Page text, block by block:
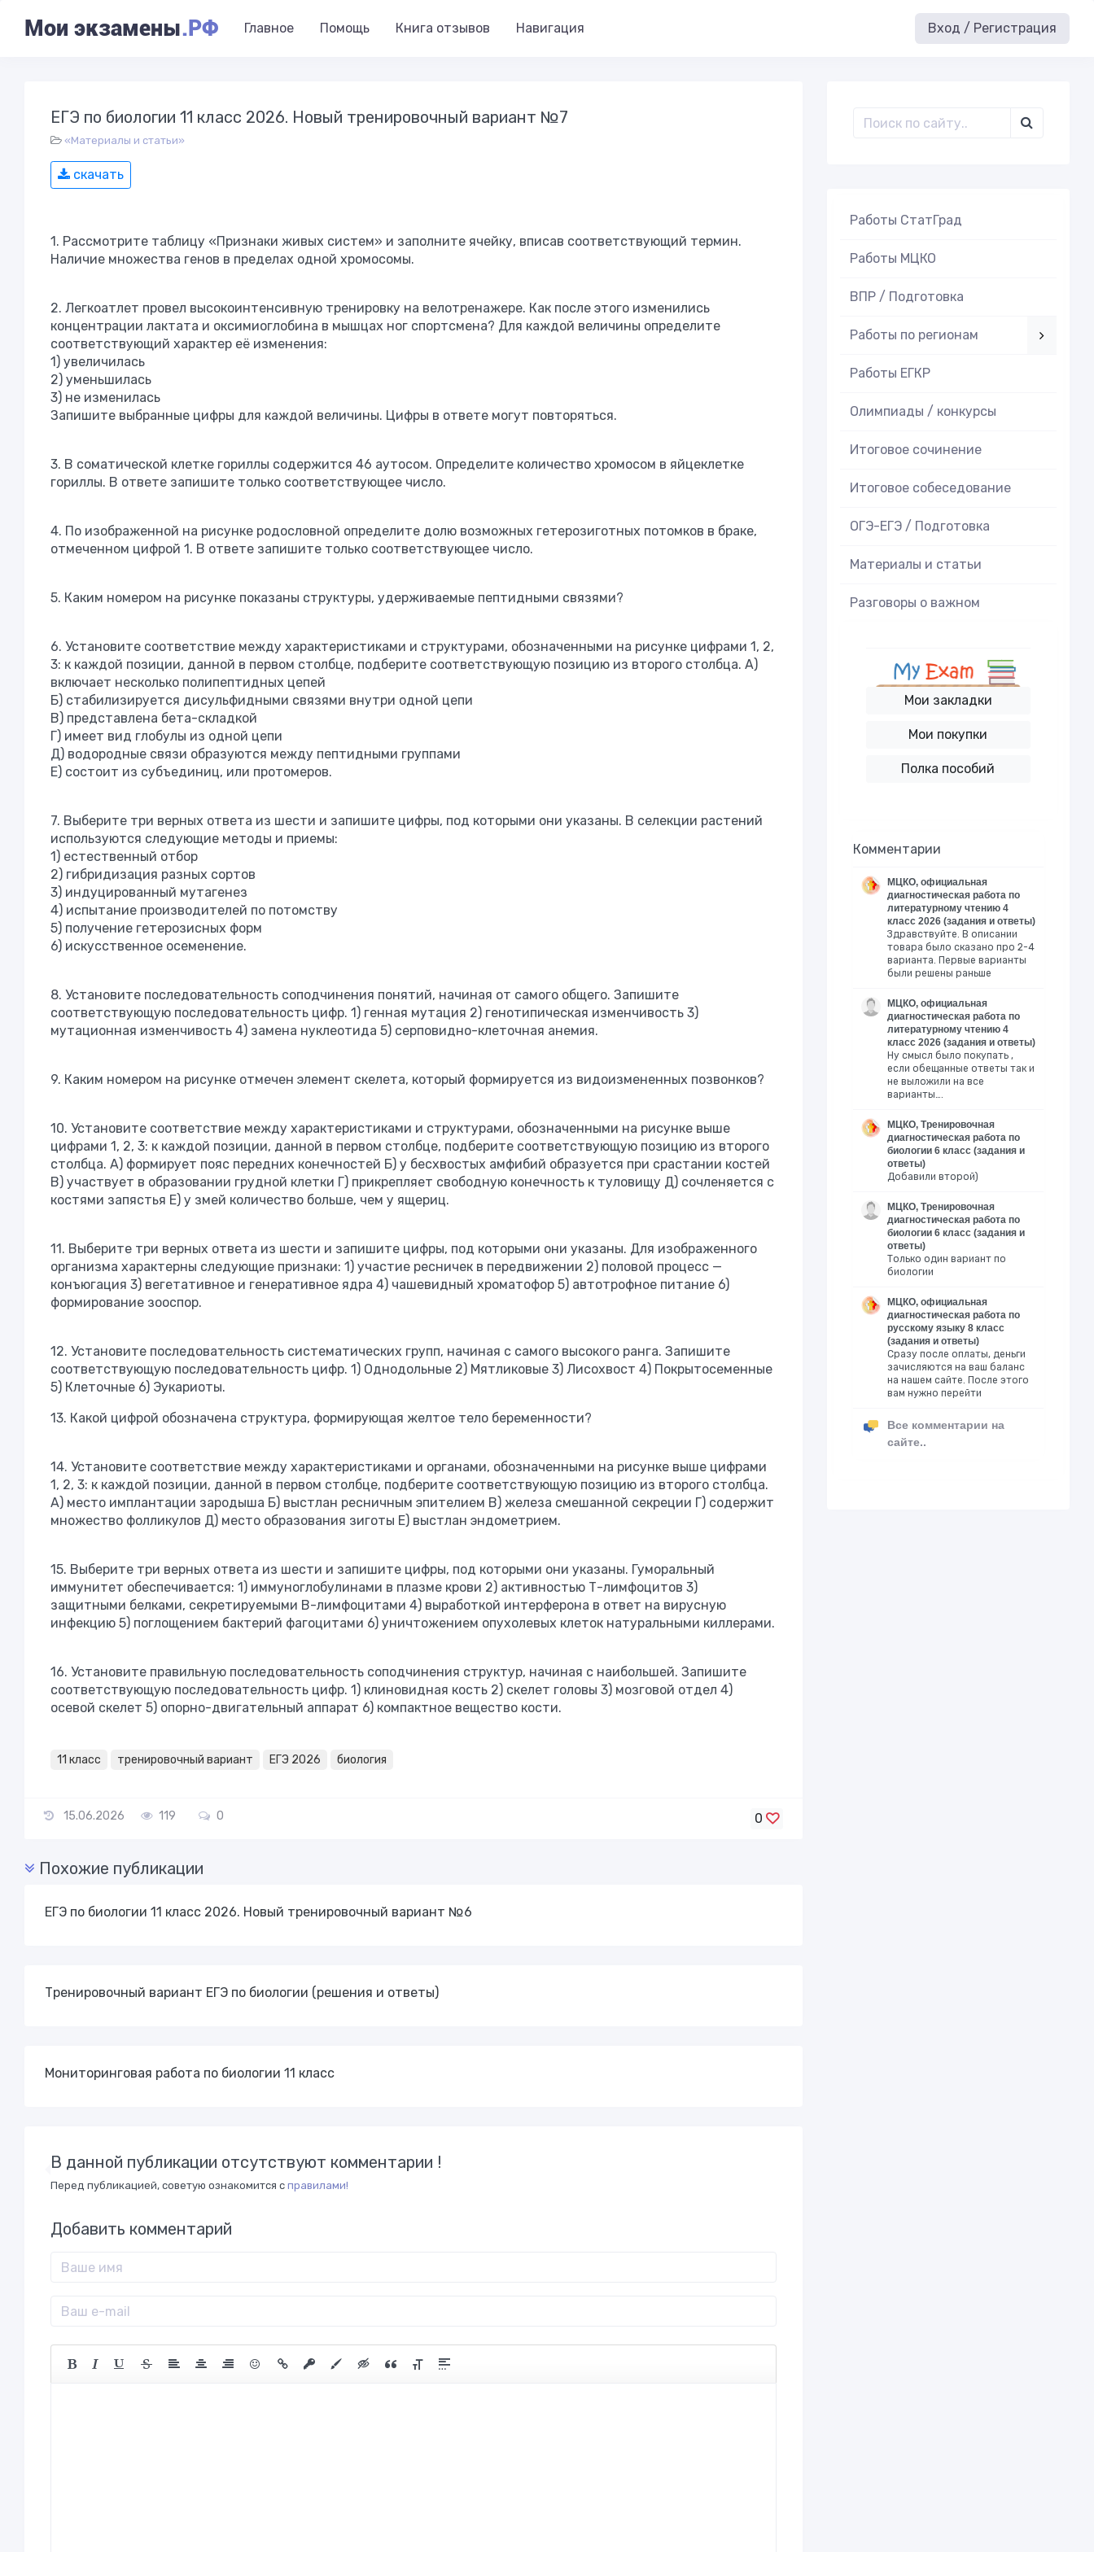
Мои экзамены.РФ Главное Помощь Книга отзывов Навигация Вход / Регистрация
ЕГЭ по биологии 11 класс 2026. Новый тренировочный вариант №7
«Материалы и статьи»
скачать
1. Рассмотрите таблицу «Признаки живых систем» и заполните ячейку, вписав соответствующий термин.
Наличие множества генов в пределах одной хромосомы.
2. Легкоатлет провел высокоинтенсивную тренировку на велотренажере. Как после этого изменились
концентрации лактата и оксимиоглобина в мышцах ног спортсмена? Для каждой величины определите
соответствующий характер её изменения:
1) увеличилась
2) уменьшилась
3) не изменилась
Запишите выбранные цифры для каждой величины. Цифры в ответе могут повторяться.
3. В соматической клетке гориллы содержится 46 аутосом. Определите количество хромосом в яйцеклетке
гориллы. В ответе запишите только соответствующее число.
4. По изображенной на рисунке родословной определите долю возможных гетерозиготных потомков в браке,
отмеченном цифрой 1. В ответе запишите только соответствующее число.
5. Каким номером на рисунке показаны структуры, удерживаемые пептидными связями?
6. Установите соответствие между характеристиками и структурами, обозначенными на рисунке цифрами 1, 2,
3: к каждой позиции, данной в первом столбце, подберите соответствующую позицию из второго столбца. А)
включает несколько полипептидных цепей
Б) стабилизируется дисульфидными связями внутри одной цепи
В) представлена бета-складкой
Г) имеет вид глобулы из одной цепи
Д) водородные связи образуются между пептидными группами
Е) состоит из субъединиц, или протомеров.
7. Выберите три верных ответа из шести и запишите цифры, под которыми они указаны. В селекции растений
используются следующие методы и приемы:
1) естественный отбор
2) гибридизация разных сортов
3) индуцированный мутагенез
4) испытание производителей по потомству
5) получение гетерозисных форм
6) искусственное осеменение.
8. Установите последовательность соподчинения понятий, начиная от самого общего. Запишите
соответствующую последовательность цифр. 1) генная мутация 2) генотипическая изменчивость 3)
мутационная изменчивость 4) замена нуклеотида 5) серповидно-клеточная анемия.
9. Каким номером на рисунке отмечен элемент скелета, который формируется из видоизмененных позвонков?
10. Установите соответствие между характеристиками и структурами, обозначенными на рисунке выше
цифрами 1, 2, 3: к каждой позиции, данной в первом столбце, подберите соответствующую позицию из второго
столбца. А) формирует пояс передних конечностей Б) у бесхвостых амфибий образуется при срастании костей
В) участвует в образовании грудной клетки Г) прикрепляет свободную конечность к туловищу Д) сочленяется с
костями запястья Е) у змей количество больше, чем у ящериц.
11. Выберите три верных ответа из шести и запишите цифры, под которыми они указаны. Для изображенного
организма характерны следующие признаки: 1) участие ресничек в передвижении 2) половой процесс —
конъюгация 3) вегетативное и генеративное ядра 4) чашевидный хроматофор 5) автотрофное питание 6)
формирование зооспор.
12. Установите последовательность систематических групп, начиная с самого высокого ранга. Запишите
соответствующую последовательность цифр. 1) Однодольные 2) Мятликовые 3) Лисохвост 4) Покрытосеменные
5) Клеточные 6) Эукариоты.
13. Какой цифрой обозначена структура, формирующая желтое тело беременности?
14. Установите соответствие между характеристиками и органами, обозначенными на рисунке выше цифрами
1, 2, 3: к каждой позиции, данной в первом столбце, подберите соответствующую позицию из второго столбца.
А) место имплантации зародыша Б) выстлан ресничным эпителием В) железа смешанной секреции Г) содержит
множество фолликулов Д) место образования зиготы Е) выстлан эндометрием.
15. Выберите три верных ответа из шести и запишите цифры, под которыми они указаны. Гуморальный
иммунитет обеспечивается: 1) иммуноглобулинами в плазме крови 2) активностью Т-лимфоцитов 3)
защитными белками, секретируемыми В-лимфоцитами 4) выработкой интерферона в ответ на вирусную
инфекцию 5) поглощением бактерий фагоцитами 6) уничтожением опухолевых клеток натуральными киллерами.
16. Установите правильную последовательность соподчинения структур, начиная с наибольшей. Запишите
соответствующую последовательность цифр. 1) клиновидная кость 2) скелет головы 3) мозговой отдел 4)
осевой скелет 5) опорно-двигательный аппарат 6) компактное вещество кости.
11 класс тренировочный вариант ЕГЭ 2026 биология
15.06.2026 119 0 0
Похожие публикации
ЕГЭ по биологии 11 класс 2026. Новый тренировочный вариант №6
Тренировочный вариант ЕГЭ по биологии (решения и ответы)
Мониторинговая работа по биологии 11 класс
В данной публикации отсутствуют комментарии !
Перед публикацией, советую ознакомится с правилами!
Добавить комментарий
Работы СтатГрад
Работы МЦКО
ВПР / Подготовка
Работы по регионам
Работы ЕГКР
Олимпиады / конкурсы
Итоговое cочинение
Итоговое cобеседование
ОГЭ-ЕГЭ / Подготовка
Материалы и статьи
Разговоры о важном
Мои закладки
Мои покупки
Полка пособий
Комментарии
МЦКО, официальная
диагностическая работа по
литературному чтению 4
класс 2026 (задания и ответы)
Здравствуйте. В описании
товара было сказано про 2-4
варианта. Первые варианты
были решены раньше
МЦКО, официальная
диагностическая работа по
литературному чтению 4
класс 2026 (задания и ответы)
Ну смысл было покупать ,
если обещанные ответы так и
не выложили на все
варианты….
МЦКО, Тренировочная
диагностическая работа по
биологии 6 класс (задания и
ответы)
Добавили второй)
МЦКО, Тренировочная
диагностическая работа по
биологии 6 класс (задания и
ответы)
Только один вариант по
биологии
МЦКО, официальная
диагностическая работа по
русскому языку 8 класс
(задания и ответы)
Сразу после оплаты, деньги
зачисляются на ваш баланс
на нашем сайте. После этого
вам нужно перейти
Все комментарии на
сайте..